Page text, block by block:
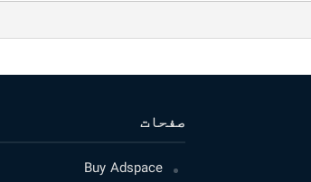
صفحات
Buy Adspace